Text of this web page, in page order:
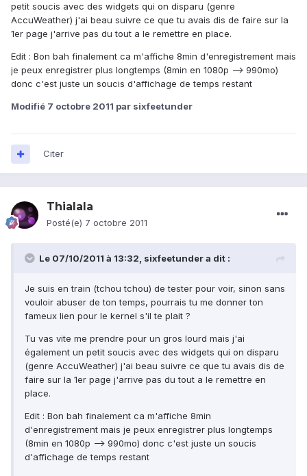
petit soucis avec des widgets qui on disparu (genre
AccuWeather) j'ai beau suivre ce que tu avais dis de faire sur la
1er page j'arrive pas du tout a le remettre en place.
Edit : Bon bah finalement ca m'affiche 8min d'enregistrement mais
je peux enregistrer plus longtemps (8min en 1080p --> 990mo)
donc c'est juste un soucis d'affichage de temps restant
Modifié 7 octobre 2011 par sixfeetunder
Citer
Thialala
Posté(e) 7 octobre 2011
Le 07/10/2011 à 13:32, sixfeetunder a dit :
Je suis en train (tchou tchou) de tester pour voir, sinon sans
vouloir abuser de ton temps, pourrais tu me donner ton
fameux lien pour le kernel s'il te plait ?
Tu vas vite me prendre pour un gros lourd mais j'ai
également un petit soucis avec des widgets qui on disparu
(genre AccuWeather) j'ai beau suivre ce que tu avais dis de
faire sur la 1er page j'arrive pas du tout a le remettre en
place.
Edit : Bon bah finalement ca m'affiche 8min
d'enregistrement mais je peux enregistrer plus longtemps
(8min en 1080p --> 990mo) donc c'est juste un soucis
d'affichage de temps restant